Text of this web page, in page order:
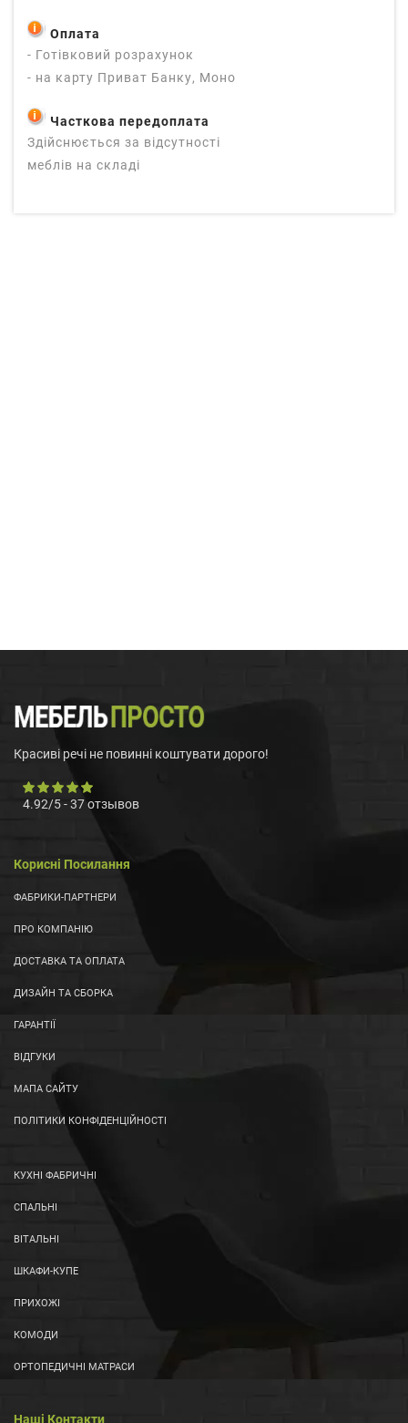
Оплата
- Готівковий розрахунок
- на карту Приват Банку, Моно
Часткова передоплата
Здійснюється за відсутності
меблів на складі
Красиві речі не повинні коштувати дорого!
4.92/5-37отзывов
Корисні Посилання
ФАБРИКИ-ПАРТНЕРИ
ПРО КОМПАНІЮ
ДОСТАВКА ТА ОПЛАТА
ДИЗАЙН ТА СБОРКА
ГАРАНТІЇ
ВІДГУКИ
МАПА САЙТУ
ПОЛІТИКИ КОНФІДЕНЦІЙНОСТІ
КУХНІ ФАБРИЧНІ
СПАЛЬНІ
ВІТАЛЬНІ
ШКАФИ-КУПЕ
ПРИХОЖІ
КОМОДИ
ОРТОПЕДИЧНІ МАТРАСИ
Наші Контакти